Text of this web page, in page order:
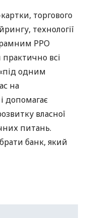
торгового
технології
РРО
всі
одним
на
допомагає
власної
питань.
банк, який